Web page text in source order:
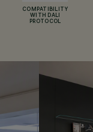
COMPATIBILITY
WITH DALI
PROTOCOL